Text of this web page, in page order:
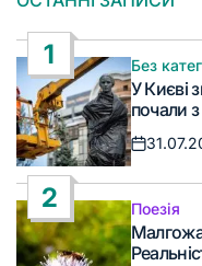
1
у
Без
У Києві
почали з
Дата
2
у
Поезія